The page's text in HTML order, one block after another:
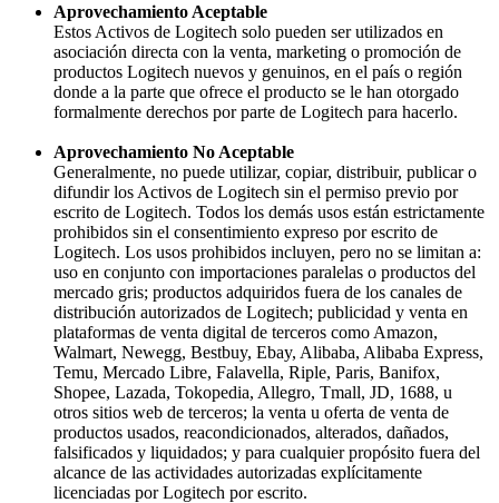
Aprovechamiento Aceptable
Estos Activos de Logitech solo pueden ser utilizados en
asociación directa con la venta, marketing o promoción de
productos Logitech nuevos y genuinos, en el país o región
donde a la parte que ofrece el producto se le han otorgado
formalmente derechos por parte de Logitech para hacerlo.
Aprovechamiento No Aceptable
Generalmente, no puede utilizar, copiar, distribuir, publicar o
difundir los Activos de Logitech sin el permiso previo por
escrito de Logitech. Todos los demás usos están estrictamente
prohibidos sin el consentimiento expreso por escrito de
Logitech. Los usos prohibidos incluyen, pero no se limitan a:
uso en conjunto con importaciones paralelas o productos del
mercado gris; productos adquiridos fuera de los canales de
distribución autorizados de Logitech; publicidad y venta en
plataformas de venta digital de terceros como Amazon,
Walmart, Newegg, Bestbuy, Ebay, Alibaba, Alibaba Express,
Temu, Mercado Libre, Falavella, Riple, Paris, Banifox,
Shopee, Lazada, Tokopedia, Allegro, Tmall, JD, 1688, u
otros sitios web de terceros; la venta u oferta de venta de
productos usados, reacondicionados, alterados, dañados,
falsificados y liquidados; y para cualquier propósito fuera del
alcance de las actividades autorizadas explícitamente
licenciadas por Logitech por escrito.